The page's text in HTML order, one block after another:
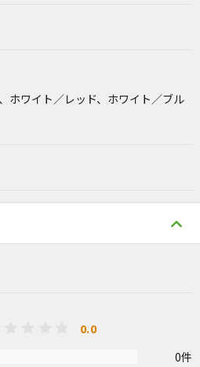
ホワイト／レッド、ホワイト／ブル
0.0
0件